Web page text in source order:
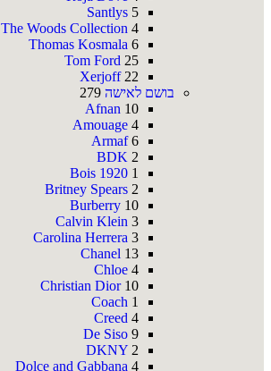
Santlys 5
The Woods Collection 4
Thomas Kosmala 6
Tom Ford 25
Xerjoff 22
בושם לאישה 279
Afnan 10
Amouage 4
Armaf 6
BDK 2
Bois 1920 1
Britney Spears 2
Burberry 10
Calvin Klein 3
Carolina Herrera 3
Chanel 13
Chloe 4
Christian Dior 10
Coach 1
Creed 4
De Siso 9
DKNY 2
Dolce and Gabbana 4